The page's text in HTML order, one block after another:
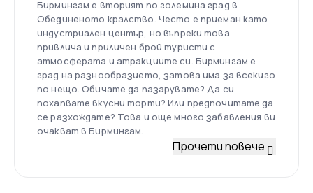
Бирмингам е вторият по големина град в
Обединеното кралство. Често е приеман като
индустриален център, но въпреки това
привлича и приличен брой туристи с
атмосферата и атракциите си. Бирмингам е
град на разнообразието, затова има за всекиго
по нещо. Обичате да пазарувате? Да си
похапвате вкусни торти? Или предпочитате да
се разхождате? Това и още много забавления ви
очакват в Бирмингам.
Прочети повече